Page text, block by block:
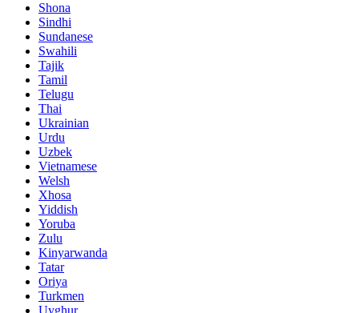
Shona
Sindhi
Sundanese
Swahili
Tajik
Tamil
Telugu
Thai
Ukrainian
Urdu
Uzbek
Vietnamese
Welsh
Xhosa
Yiddish
Yoruba
Zulu
Kinyarwanda
Tatar
Oriya
Turkmen